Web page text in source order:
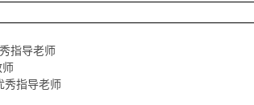
指导老师
秀指导老师